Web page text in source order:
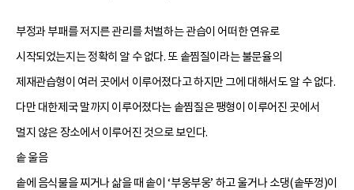
부정과 부패를 저지른 관리를 처벌하는 관습이 어떠한 연유로
시작되었는지는 정확히 알 수 없다. 또 솥찜질이라는 불문율의
제재관습형이 여러 곳에서 이루어졌다고 하지만 그에 대해서도 알 수 없다.
다만 대한제국 말까지 이루어졌다는 솥찜질은 팽형이 이루어진 곳에서
멀지 않은 장소에서 이루어진 것으로 보인다.
솥 울음
솥에 음식물을 찌거나 삶을 때 솥이 ‘부웅부웅’ 하고 울거나 소댕(솥뚜껑)이